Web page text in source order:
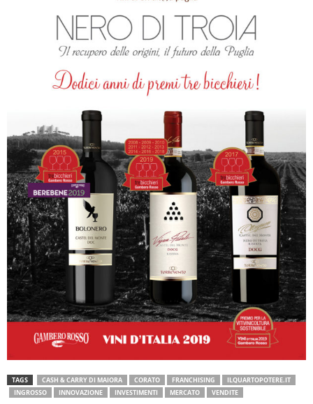
TAGS CASH & CARRY DI MAIORA CORATO FRANCHISING
ILQUARTOPOTERE.IT
INGROSSO
INNOVAZIONE INVESTIMENTI MERCATO VENDITE